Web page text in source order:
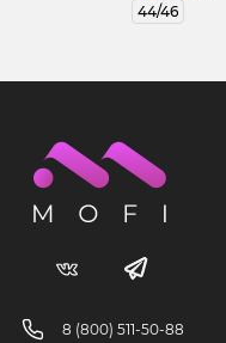
44/46
8 (800) 511-50-88